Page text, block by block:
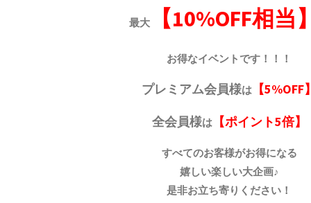
最大 【10%OFF相当
お得なイベントです！！！
プレミアム会員様は 【5%OFF
全会員様は【ポイント5倍】
すべてのお客様がお得になる
嬉しい楽しい大企画♪
是非お立ち寄りください！